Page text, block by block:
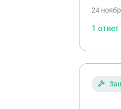
меня
24
1 ответ